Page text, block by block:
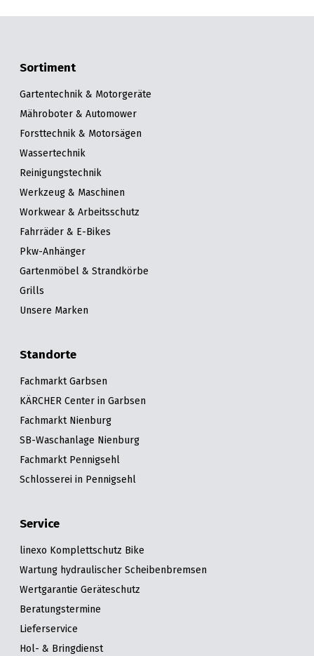
Sortiment
Gartentechnik & Motorgeräte
Mähroboter & Automower
Forsttechnik & Motorsägen
Wassertechnik
Reinigungstechnik
Werkzeug & Maschinen
Workwear & Arbeitsschutz
Fahrräder & E-Bikes
Pkw-Anhänger
Gartenmöbel & Strandkörbe
Grills
Unsere Marken
Standorte
Fachmarkt Garbsen
KÄRCHER Center in Garbsen
Fachmarkt Nienburg
SB-Waschanlage Nienburg
Fachmarkt Pennigsehl
Schlosserei in Pennigsehl
Service
linexo Komplettschutz Bike
Wartung hydraulischer Scheibenbremsen
Wertgarantie Geräteschutz
Beratungstermine
Lieferservice
Hol- & Bringdienst